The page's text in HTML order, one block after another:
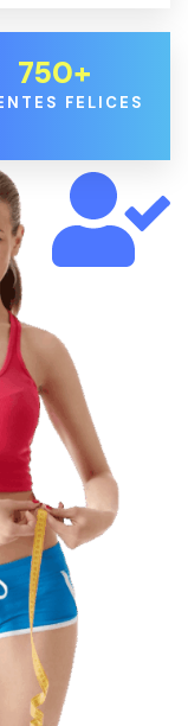
FELICES
750+